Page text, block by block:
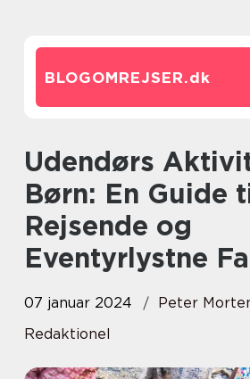
BLOGOMREJSER.dk
Udendørs Aktiviteter for
Børn: En Guide
Rejsende og
Eventyrlystne
07 januar 2024
Peter
Redaktionel